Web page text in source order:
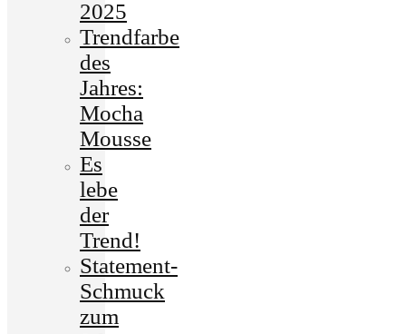
2025
Trendfarbe
des
Jahres:
Mocha
Mousse
Es
lebe
der
Trend!
Statement-
Schmuck
zum